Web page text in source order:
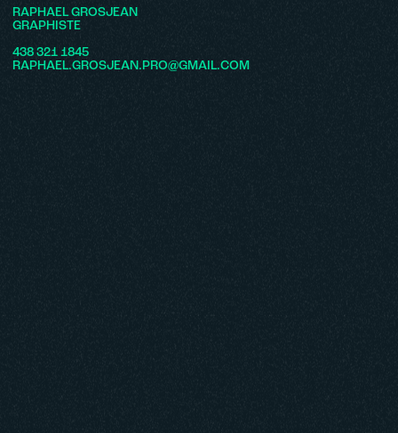
RAPHAEL GROSJEAN
GRAPHISTE
438 321 1845
RAPHAEL.GROSJEAN.PRO@GMAIL.COM